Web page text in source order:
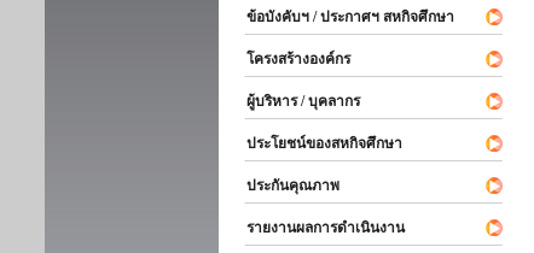
ข้อบังคับฯ / ประกาศฯ สหกิจศึกษา
โครงสร้างองค์กร
ผู้บริหาร / บุคลากร
ประโยชน์ของสหกิจศึกษา
ประกันคุณภาพ
รายงานผลการดำเนินงาน